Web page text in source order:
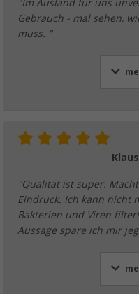
"Im Ausland für uns
Gebrauch - mal sehen,
muss. "
"Qualität ist super.
Eindruck. Ich kann nicht
Bakterien und Viren
Aussage spare ich mir